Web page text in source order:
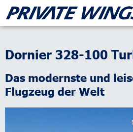
Dornier 328-100
Das modernste und
Flugzeug der Welt